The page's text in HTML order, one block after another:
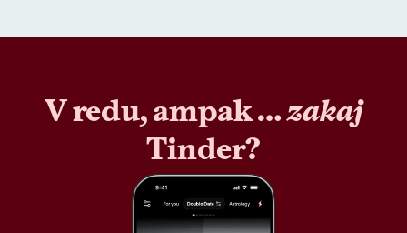
V redu, ampak …zakaj
Tinder?